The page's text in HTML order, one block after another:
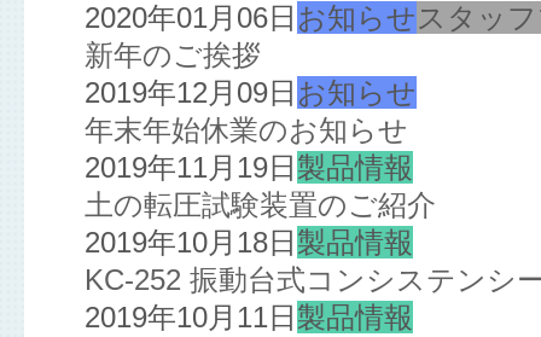
2020年01月06日 お知らせ スタッ
新年のご挨拶
2019年12月09日 お知らせ
年末年始休業のお知らせ
2019年11月19日 製品情報
土の転圧試験装置のご紹介
2019年10月18日 製品情報
KC-252 振動台式コンシステンシ
2019年10月11日 製品情報